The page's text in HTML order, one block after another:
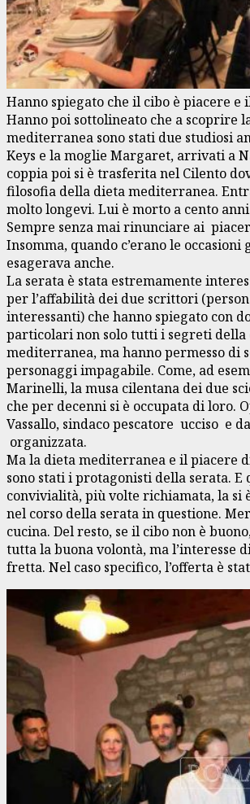
Hanno spiegato che il cibo è piacere e
Hanno poi sottolineato che a scoprire
mediterranea sono stati due studiosi
Keys e la moglie Margaret, arrivati a
coppia poi si è trasferita nel Cilento
filosofia della dieta mediterranea.
molto longevi. Lui è morto a cento
Sempre senza mai rinunciare ai
Insomma, quando c’erano le occasioni
esagerava anche.
La serata è stata estremamente
per l’affabilità dei due scrittori
interessanti) che hanno spiegato con
particolari non solo tutti i segreti della
mediterranea, ma hanno permesso di
personaggi impagabile. Come, ad
Marinelli, la musa cilentana dei due
che per decenni si è occupata di loro.
Vassallo, sindaco pescatore ucciso e
organizzata.
Ma la dieta mediterranea e il piacere
sono stati i protagonisti della serata. E
convivialità, più volte richiamata, la si
nel corso della serata in questione.
cucina. Del resto, se il cibo non è
tutta la buona volontà, ma l’interesse
fretta. Nel caso specifico, l’offerta è